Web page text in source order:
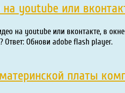
youtube или
на youtube или вконтакте, в
Ответ: Обнови adobe flash player.
платы